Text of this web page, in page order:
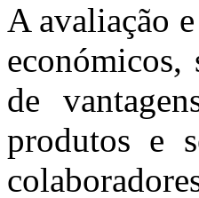
A avaliação
de
produtos e